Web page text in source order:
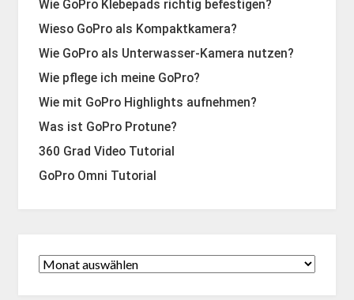
Wie GoPro Klebepads richtig befestigen?
Wieso GoPro als Kompaktkamera?
Wie GoPro als Unterwasser-Kamera nutzen?
Wie pflege ich meine GoPro?
Wie mit GoPro Highlights aufnehmen?
Was ist GoPro Protune?
360 Grad Video Tutorial
GoPro Omni Tutorial